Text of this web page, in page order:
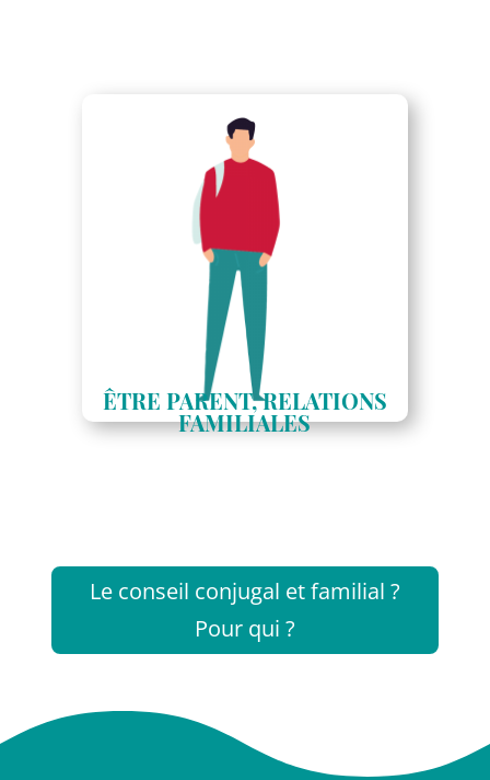
ÊTRE PARENT, RELATIONS
FAMILIALES
Le conseil conjugal et familial ?
Pour qui ?